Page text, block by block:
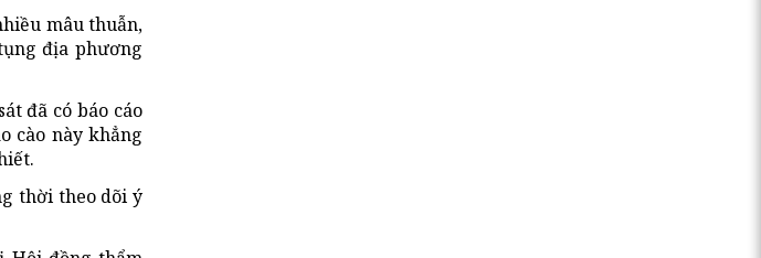
mâu thuẫn,
địa phương
đã có báo cáo
cào này khẳng
thời theo dõi ý